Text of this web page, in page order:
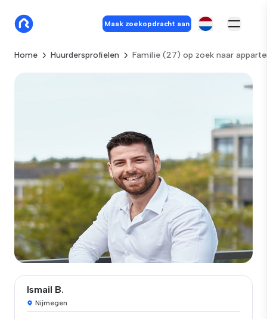
Maak zoekopdracht aan
Home Huurdersprofielen Familie (27) op zoek naar
Ismail B.
Nijmegen